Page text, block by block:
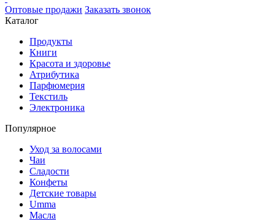
Оптовые продажи Заказать звонок
Каталог
Продукты
Книги
Красота и здоровье
Атрибутика
Парфюмерия
Текстиль
Электроника
Популярное
Уход за волосами
Чаи
Сладости
Конфеты
Детские товары
Umma
Масла